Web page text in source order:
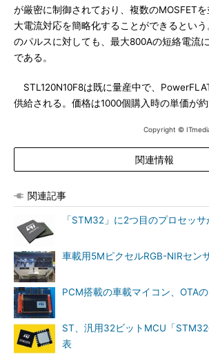
が厳密に制御されており、複数のMOSFET
大電流対応を簡略化することができるとい
のパルスに対しても、最大800Aの短絡電流
である。
STL120N10F8は既に量産中で、
供給される。価格は1000個購入時の単価が約
Copyright ©
関連情報
関連記事
「STM32」に2つ目のプロセッ
車載用5MピクセルRGB-NIRセン
PCM搭載の車載マイコン、OTA
ST、汎用32ビットMCU「
表